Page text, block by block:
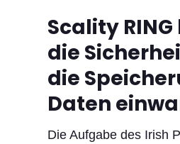
Scality
die
die
Daten
Die Aufgabe des Irish